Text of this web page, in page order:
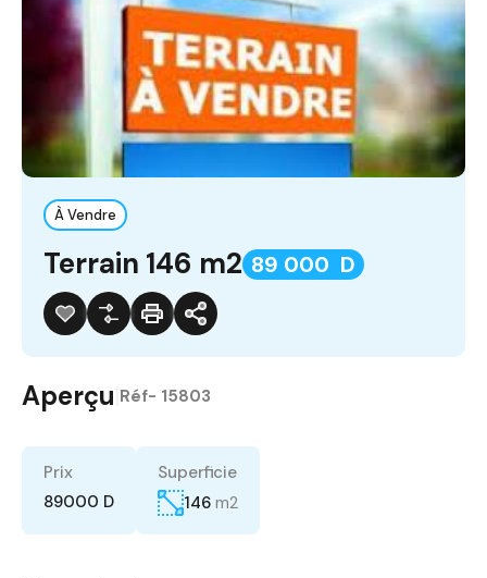
À Vendre
Terrain 146 m2 89 000 D
Aperçu Réf- 15803
Prix
89000 D
Superficie
146 m2